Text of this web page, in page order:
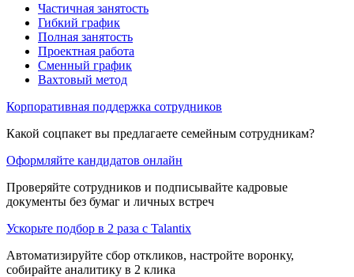
Частичная занятость
Гибкий график
Полная занятость
Проектная работа
Сменный график
Вахтовый метод
Корпоративная поддержка сотрудников
Какой соцпакет вы предлагаете семейным сотрудникам?
Оформляйте кандидатов онлайн
Проверяйте сотрудников и подписывайте кадровые
документы без бумаг и личных встреч
Ускорьте подбор в 2 раза с Talantix
Автоматизируйте сбор откликов, настройте воронку,
собирайте аналитику в 2 клика